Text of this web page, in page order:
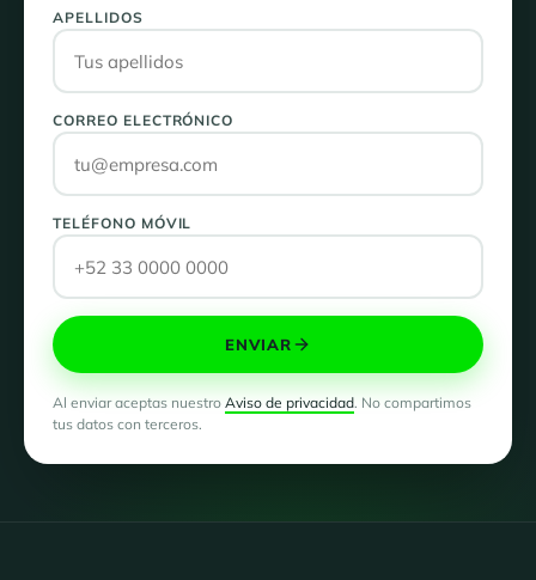
APELLIDOS
CORREO ELECTRÓNICO
TELÉFONO MÓVIL
ENVIAR
Al enviar aceptas nuestro Aviso de privacidad. No compartimos
tus datos con terceros.